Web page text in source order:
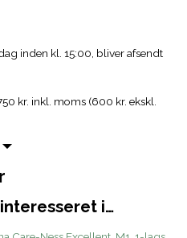
inden kl. 15:00, bliver afsendt
kr. inkl. moms (600 kr. ekskl.
i…